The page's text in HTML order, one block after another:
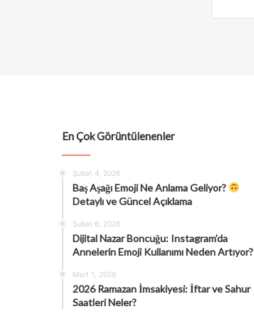
En Çok Görüntülenenler
Şubat 4, 2026
Baş Aşağı Emoji Ne Anlama Geliyor?
Detaylı ve Güncel Açıklama
Şubat 6, 2026
Dijital Nazar Boncuğu: Instagram’da
Annelerin Emoji Kullanımı Neden Artıyor?
Mart 1, 2026
2026 Ramazan İmsakiyesi: İftar ve Sahur
Saatleri Neler?